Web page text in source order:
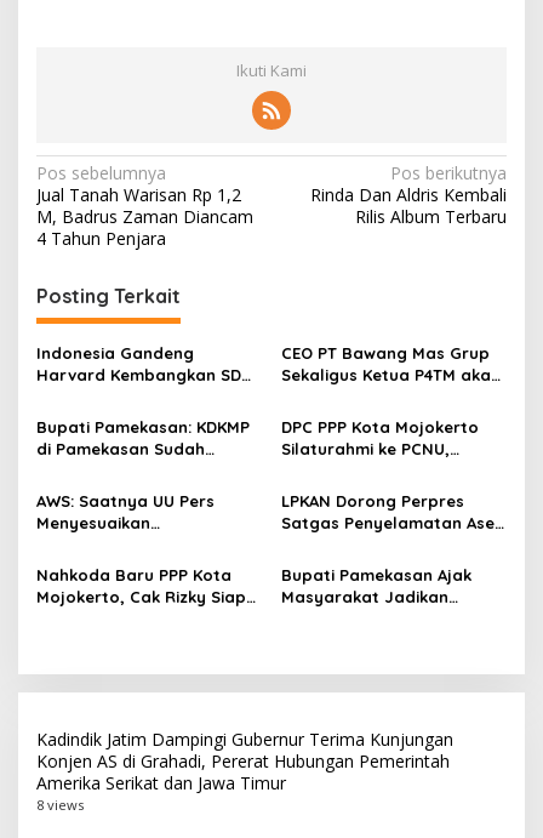
Ikuti Kami
N
a
v
i
g
a
s
i
p
s
Pos sebelumnya
Jual Tanah Warisan Rp 1,2
M, Badrus Zaman Diancam
4 Tahun Penjara
Pos berikutnya
Rinda Dan Aldris Kembali
Rilis Album Terbaru
Posting Terkait
Indonesia Gandeng
Harvard Kembangkan SDM
Dunia
CEO PT Bawang Mas Grup
Sekaligus Ketua P4TM akan
Tembakau di Madura
Bupati Pamekasan: KDKMP
di Pamekasan Sudah
Selesai Akhir Juli 2026
DPC PPP Kota Mojokerto
Silaturahmi ke PCNU,
Masyarakat
AWS: Saatnya UU Pers
Menyesuaikan
Digital dan AI
LPKAN Dorong Perpres
Satgas Penyelamatan Aset
Pemberantasan Korupsi
Nahkoda Baru PPP Kota
Mojokerto, Cak Rizky Siap
Bupati Pamekasan Ajak
Masyarakat Jadikan
Kadindik Jatim Dampingi Gubernur Terima Kunjungan
Konjen AS di Grahadi, Pererat Hubungan Pemerintah
Amerika Serikat dan Jawa Timur
8 views